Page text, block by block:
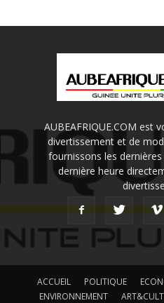
AUBEAFRIQUE.COM est
divertissement et de
fournissons les
dernière heure
ACCUEIL POLITIQUE
ENVIRONNEMENT